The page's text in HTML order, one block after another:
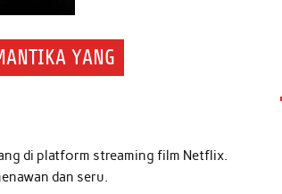
YANG
di platform streaming film Netflix.
dan seru.